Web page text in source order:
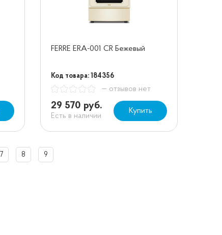
FERRE ERA-001 CR Бежевый
Код товара: 184356
— отзывов нет
29 570 руб.
Есть в наличии
Купить
7 8 9